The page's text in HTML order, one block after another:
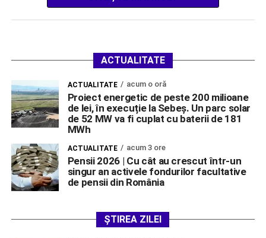
ACTUALITATE
ACTUALITATE acum o oră
Proiect energetic de peste 200 milioane
de lei, în execuție la Sebeș. Un parc solar
de 52 MW va fi cuplat cu baterii de 181
MWh
ACTUALITATE acum 3 ore
Pensii 2026 | Cu cât au crescut într-un
singur an activele fondurilor facultative
de pensii din România
ȘTIREA ZILEI